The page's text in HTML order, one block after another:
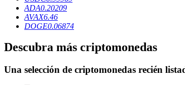
Launchpool
Participación flexible para ganar tokens populares
ADA0.20209
AVAX6.46
DOGE0.06874
Descubra más criptomonedas
Una selección de criptomonedas recién